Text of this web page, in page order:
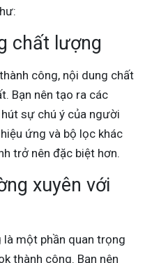
chất lượng
công, nội dung chất
Bạn nên tạo ra các
sự chú ý của người
ứng và bộ lọc khác
trở nên đặc biệt hơn.
xuyên với
một phần quan trọng
thành công. Bạn nên